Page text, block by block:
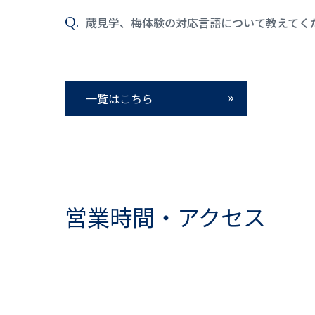
蔵見学、梅体験の対応言語について教えてく
一覧はこちら
営業時間・アクセス